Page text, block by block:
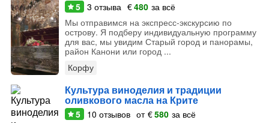
5 3 отзыва €480 за всё
Мы отправимся на экспресс-экскурсию по
острову. Я подберу индивидуальную программу
для вас, мы увидим Старый город и панорамы,
район Канони или город ...
Корфу
Культура виноделия и традиции
оливкового масла на Крите
5 10 отзывов от €580 за всё